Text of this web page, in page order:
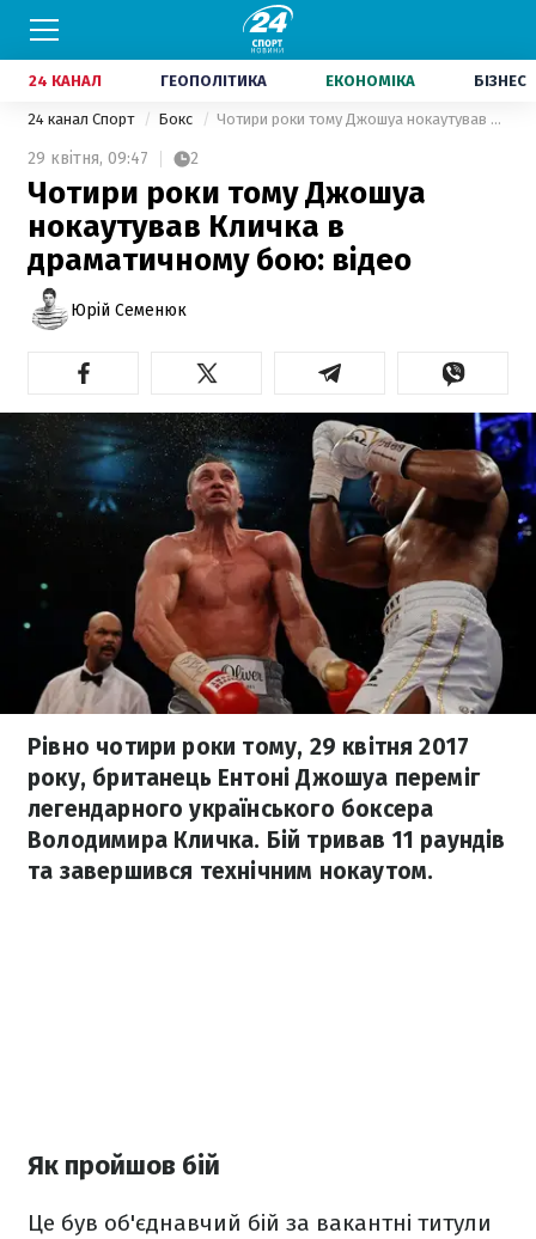
24 КАНАЛ ГЕОПОЛІТИКА ЕКОНОМІКА БІЗНЕС
24 канал Спорт Бокс Чотири роки тому Джошуа нокаутував Кличка в драматичному бою: відео
29 квітня, 09:47 2
Чотири роки тому Джошуа
нокаутував Кличка в
драматичному бою: відео
Юрій Семенюк
Рівно чотири роки тому, 29 квітня 2017
року, британець Ентоні Джошуа переміг
легендарного українського боксера
Володимира Кличка. Бій тривав 11 раундів
та завершився технічним нокаутом.
Як пройшов бій
Це був об'єднавчий бій за вакантні титули